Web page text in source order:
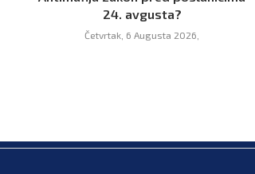
24. avgusta?
Četvrtak, 6 Augusta 2026,